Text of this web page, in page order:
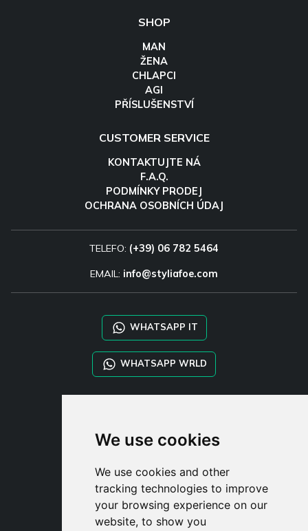
We use cookies
We use cookies and other
tracking technologies to improve
your browsing experience on our
website, to show you
SHOP
MAN
ŽENA
CHLAPCI
AGI
PŘÍSLUŠENSTVÍ
CUSTOMER SERVICE
KONTAKTUJTE NÁ
F.A.Q.
PODMÍNKY PRODEJ
OCHRANA OSOBNÍCH ÚDAJ
TELEFO: (+39) 06 782 5464
EMAIL: info@styliafoe.com
WHATSAPP IT
WHATSAPP WRLD
TAYLOR MADE ORDERS
UŽIVATE
ZAREGISTROVA